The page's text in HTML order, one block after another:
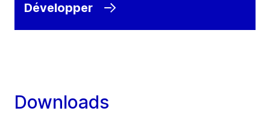
Développer
Downloads